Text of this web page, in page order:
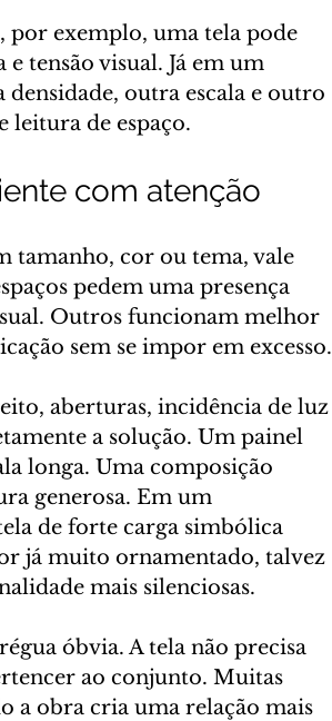
por exemplo, uma tela pode
tensão visual. Já em um
outra escala e outro
de espaço.
com atenção
tamanho, cor ou tema, vale
pedem uma presença
Outros funcionam melhor
sem se impor em excesso.
aberturas, incidência de luz
a solução. Um painel
longa. Uma composição
generosa. Em um
de forte carga simbólica
já muito ornamentado, talvez
mais silenciosas.
óbvia. A tela não precisa
ao conjunto. Muitas
a obra cria uma relação mais